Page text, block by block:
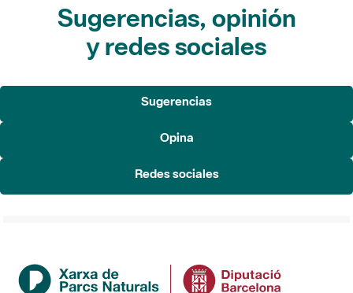
Sugerencias, opinión
y redes sociales
Sugerencias
Opina
Redes sociales